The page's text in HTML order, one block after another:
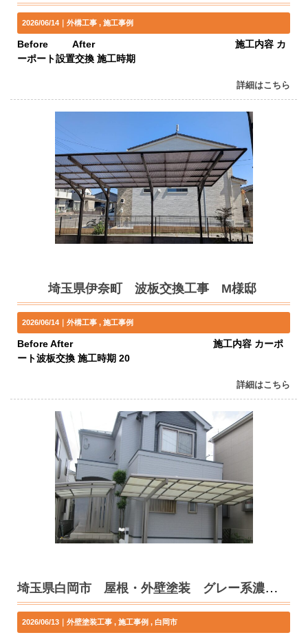
2026/06/14｜外構工事 施工事例
Before After 施工内容 カ
ーポート設置交換 施工時期
詳細はこちら
埼玉県伊奈町 波板交換工事 M様邸
2026/06/14｜外構工事 施工事例
Before After 施工内容 カーポ
ート波板交換 施工時期 20
詳細はこちら
埼玉県白岡市 屋根・外壁塗装 グレー系濃淡 K様
2026/06/13｜外壁塗装工事 施工事例 白岡市